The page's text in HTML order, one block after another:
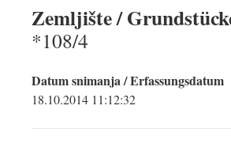
Zemljište /
*108/4
Datum snimanja / Erfassungsdatum
18.10.2014 11:12:32